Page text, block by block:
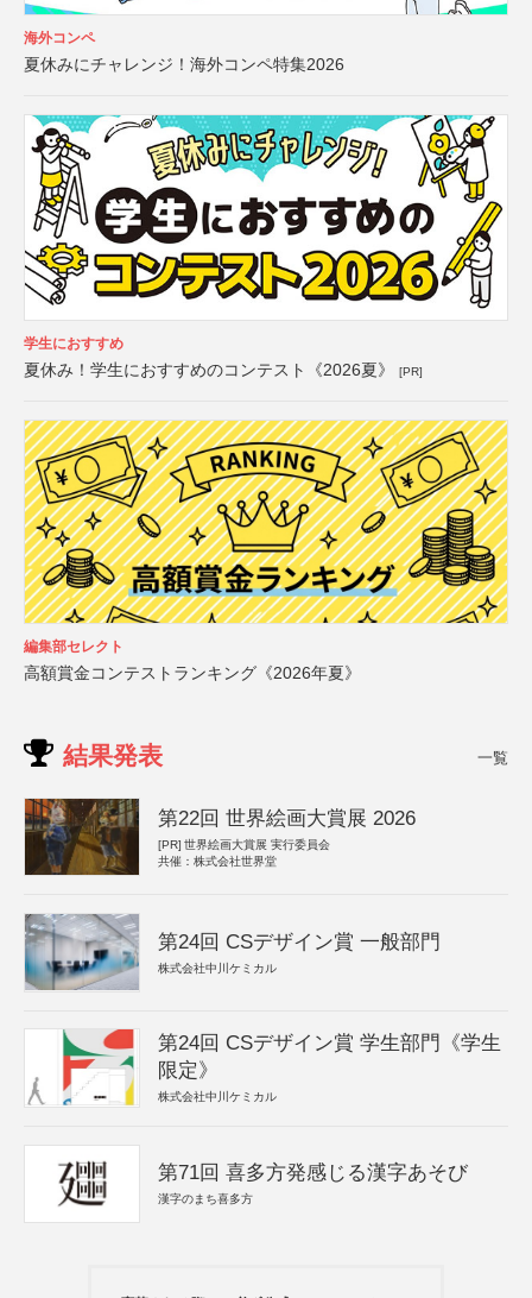
海外コンペ
夏休みにチャレンジ！海外コンペ特集2026
学生におすすめ
夏休み！学生におすすめのコンテスト《2026夏》 [PR]
編集部セレクト
高額賞金コンテストランキング《2026年夏》
結果発表 一覧
第22回 世界絵画大賞展 2026
[PR] 世界絵画大賞展 実行委員会
共催：株式会社世界堂
第24回 CSデザイン賞 一般部門
株式会社中川ケミカル
第24回 CSデザイン賞 学生部門《学生
限定》
株式会社中川ケミカル
第71回 喜多方発感じる漢字あそび
漢字のまち喜多方